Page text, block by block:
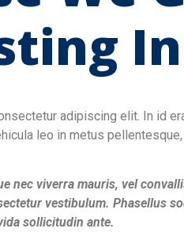
adipiscing elit. In id
leo in metus
nec viverra mauris, vel
vestibulum. Phasellus
sollicitudin ante.